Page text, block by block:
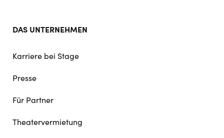
DAS UNTERNEHMEN
Karriere bei Stage
Presse
Für Partner
Theatervermietung